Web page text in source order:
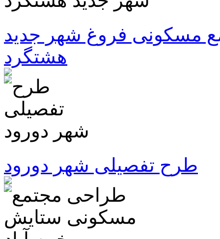
مسکونی فروغ شهر جدید
هشتگرد
طرح تفصیلی شهر دورود